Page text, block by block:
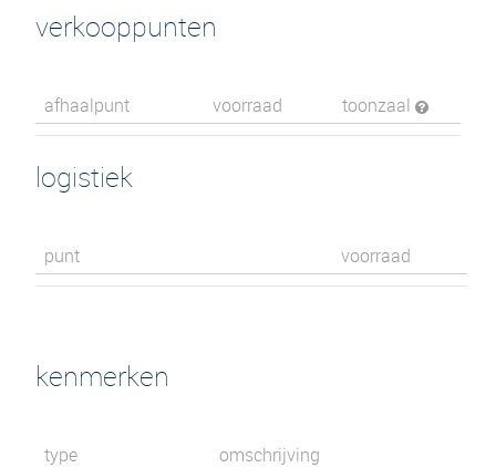
verkooppunten
afhaalpunt voorraad toonzaal
logistiek
punt voorraad
kenmerken
type
omschrijving